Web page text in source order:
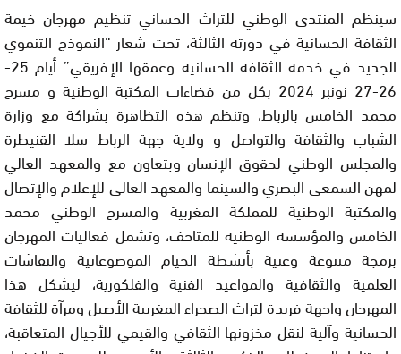
سينظم المنتدى الوطني للتراث الحساني تنظيم مهرجان خيمة
الثقافة الحسانية في دورته الثالثة، تحث شعار “النموذج التنموي
الجديد في خدمة الثقافة الحسانية وعمقها الإفريقي” أيام 25-
26-27 نونبر 2024 بكل من فضاءات المكتبة الوطنية و مسرح
محمد الخامس بالرباط، وتنظم هذه التظاهرة بشراكة مع وزارة
الشباب والثقافة والتواصل و ولاية جهة الرباط سلا القنيطرة
والمجلس الوطني لحقوق الإنسان وبتعاون مع والمعهد العالي
لمهن السمعي البصري والسينما والمعهد العالي للإعلام والإتصال
والمكتبة الوطنية للمملكة المغربية والمسرح الوطني محمد
الخامس والمؤسسة الوطنية للمتاحف، وتشمل فعاليات المهرجان
برمجة متنوعة وغنية بأنشطة الخيام الموضوعاتية والنقاشات
العلمية والثقافية والمواعيد الفنية والفلكورية، ليشكل هذا
المهرجان واجهة فريدة لتراث الصحراء المغربية الأصيل ومرآة للثقافة
الحسانية وآلية لنقل مخزونها الثقافي والقيمي للأجيال المتعاقبة،